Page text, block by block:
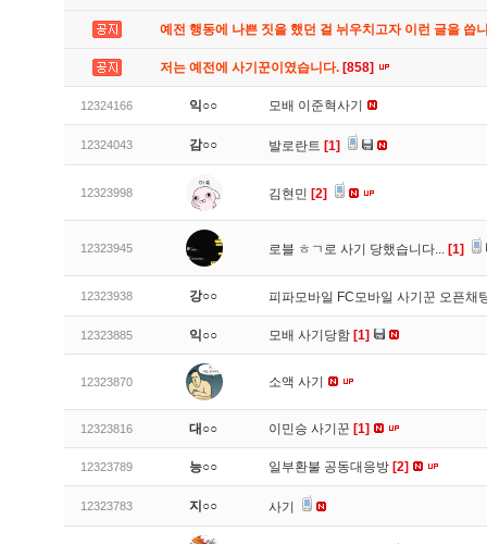
예전 행동에 나쁜 짓을 했던 걸 뉘우치고자 이런 글을 씁
저는 예전에 사기꾼이였습니다. [858]
12324166 익○○ 모배 이준혁사기
12324043 감○○ 발로란트 [1]
12323998 김현민 [2]
12323945 로블 ㅎㄱ로 사기 당했습니다... [1]
12323938 강○○ 피파모바일 FC모바일 사기꾼 오픈채
12323885 익○○ 모배 사기당함 [1]
12323870 소액 사기
12323816 대○○ 이민승 사기꾼 [1]
12323789 능○○ 일부환불 공동대응방 [2]
12323783 지○○ 사기